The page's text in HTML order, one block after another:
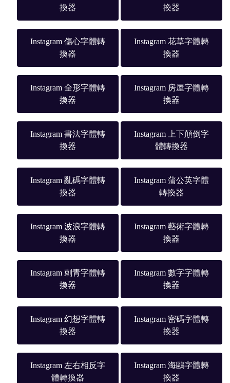
換器
換器
Instagram 傷心字體轉
換器
Instagram 花草字體轉
換器
Instagram 全形字體轉
換器
Instagram 房屋字體轉
換器
Instagram 書法字體轉
換器
Instagram 上下顛倒字
體轉換器
Instagram 亂碼字體轉
換器
Instagram 蒲公英字體
轉換器
Instagram 波浪字體轉
換器
Instagram 藝術字體轉
換器
Instagram 刺青字體轉
換器
Instagram 數字字體轉
換器
Instagram 幻想字體轉
換器
Instagram 密碼字體轉
換器
Instagram 左右相反字
體轉換器
Instagram 海鷗字體轉
換器